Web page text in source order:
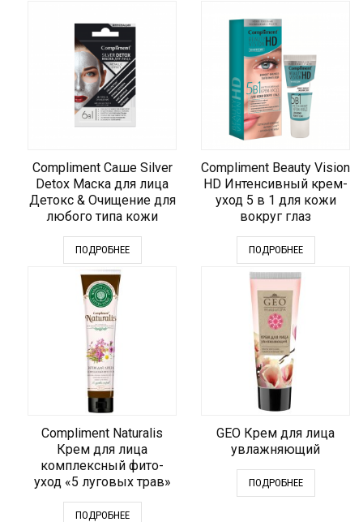
Compliment Cаше Silver
Detox Маска для лица
Детокс & Очищение для
любого типа кожи
ПОДРОБНЕЕ
Compliment Beauty Vision
HD Интенсивный крем-
уход 5 в 1 для кожи
вокруг глаз
ПОДРОБНЕЕ
Compliment Naturalis
Крем для лица
комплексный фито-
уход «5 луговых трав»
ПОДРОБНЕЕ
GEO Крем для лица
увлажняющий
ПОДРОБНЕЕ